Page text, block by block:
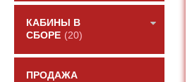
КАБИНЫ В
СБОРЕ (20)
ПРОДАЖА